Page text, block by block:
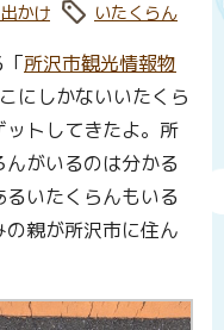
かけ タグ:
いたくらん
所沢市観光情報物
にしかないいたくら
トしてきたよ。所
がいるのは分かる
いたくらんもいる
親が所沢市に住ん